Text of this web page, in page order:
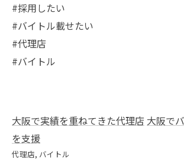
#採用したい
#バイトル載せたい
#代理店
#バイトル
大阪で実績を重ねてきた代理店 大阪で
を支援
代理店 バイトル